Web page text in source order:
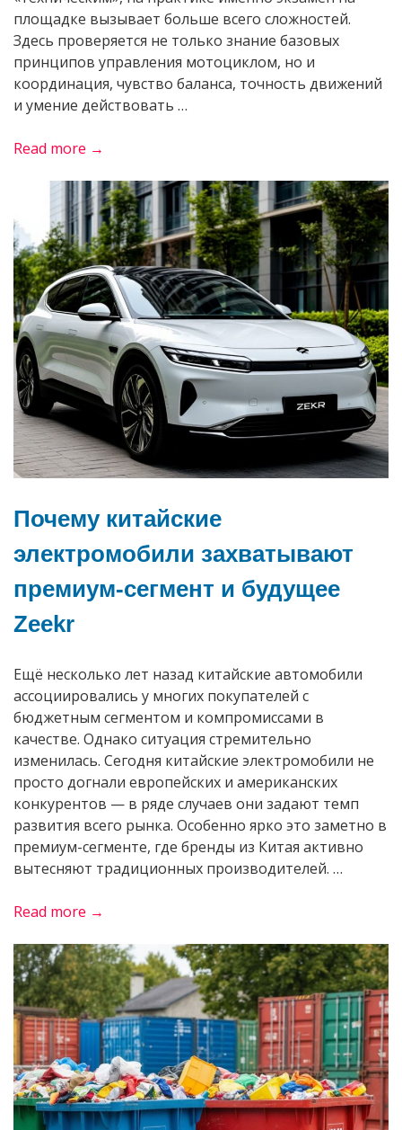
площадке вызывает больше всего сложностей.
Здесь проверяется не только знание базовых
принципов управления мотоциклом, но и
координация, чувство баланса, точность движений
и умение действовать …
Read more →
к
сдаче
экзамена
на
мотоцикл»
Почему китайские
электромобили захватывают
премиум-сегмент и будущее
Zeekr
Ещё несколько лет назад китайские автомобили
ассоциировались у многих покупателей с
бюджетным сегментом и компромиссами в
качестве. Однако ситуация стремительно
изменилась. Сегодня китайские электромобили не
просто догнали европейских и американских
конкурентов — в ряде случаев они задают темп
развития всего рынка. Особенно ярко это заметно в
премиум-сегменте, где бренды из Китая активно
вытесняют традиционных производителей. …
Read more →
электромобили
захватывают
премиум-
сегмент
и
будущее
Zeekr»